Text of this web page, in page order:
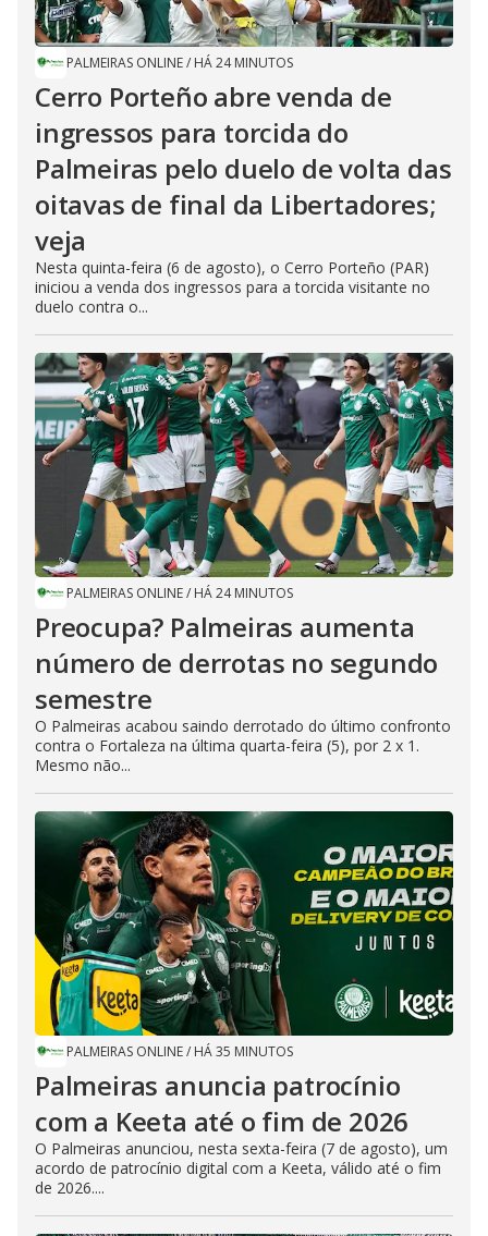
PALMEIRAS ONLINE/ HÁ 24 MINUTOS
Cerro Porteño abre venda de
ingressos para torcida do
Palmeiras pelo duelo de volta das
oitavas de final da Libertadores;
veja
Nesta quinta-feira (6 de agosto), o Cerro Porteño (PAR)
iniciou a venda dos ingressos para a torcida visitante no
duelo contra o...
PALMEIRAS ONLINE/ HÁ 24 MINUTOS
Preocupa? Palmeiras aumenta
número de derrotas no segundo
semestre
O Palmeiras acabou saindo derrotado do último confronto
contra o Fortaleza na última quarta-feira (5), por 2 x 1.
Mesmo não...
PALMEIRAS ONLINE/ HÁ 35 MINUTOS
Palmeiras anuncia patrocínio
com a Keeta até o fim de 2026
O Palmeiras anunciou, nesta sexta-feira (7 de agosto), um
acordo de patrocínio digital com a Keeta, válido até o fim
de 2026....